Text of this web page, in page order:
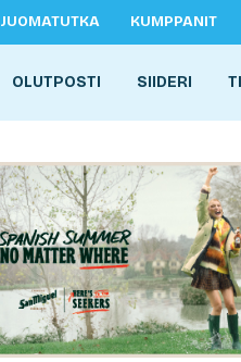
JUOMATUTKA KUMPPANIT
OLUTPOSTI SIIDERI